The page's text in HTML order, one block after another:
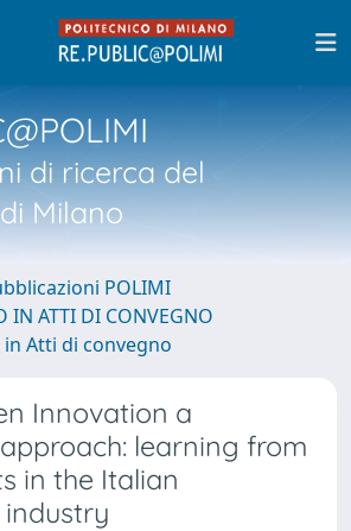
di ricerca del
Milano
POLIMI
IN ATTI DI CONVEGNO
Atti di convegno
Innovation a
learning from
in the Italian